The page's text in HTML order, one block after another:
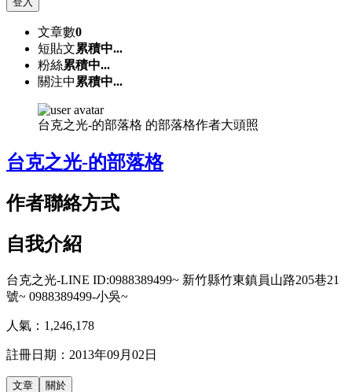
文章數0
短貼文累積中...
粉絲累積中...
關注中 累積中...
台克之光-的部落格 的部落格作者大頭照
台克之光-的部落格
作者聯絡方式
自我介紹
台克之光-LINE ID:0988389499~ 新竹縣竹東鎮員山路205巷21
號~ 0988389499-小吳~
人氣： 1,246,178
註冊日期： 2013年09月02日
文章 關於